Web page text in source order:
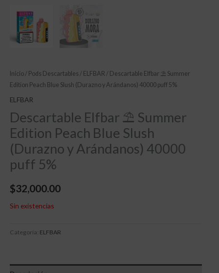
Inicio / Pods Descartables / ELFBAR / Descartable Elfbar ⛱️ Summer
Edition Peach Blue Slush (Durazno y Arándanos) 40000 puff 5%
ELFBAR
Descartable Elfbar ⛱️ Summer
Edition Peach Blue Slush
(Durazno y Arándanos) 40000
puff 5%
$32,000.00
Sin existencias
Categoría: ELFBAR